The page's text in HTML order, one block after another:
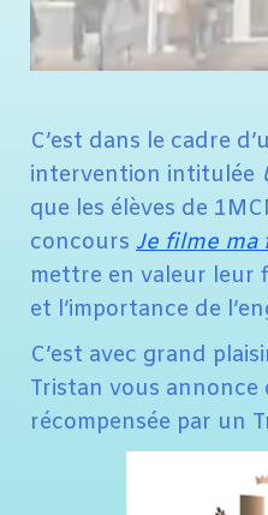
C’est dans le cadre
intervention intitulée
que les élèves de
concours Je filme
mettre en valeur leur
et l’importance de
C’est avec grand
Tristan vous annonce
récompensée par un